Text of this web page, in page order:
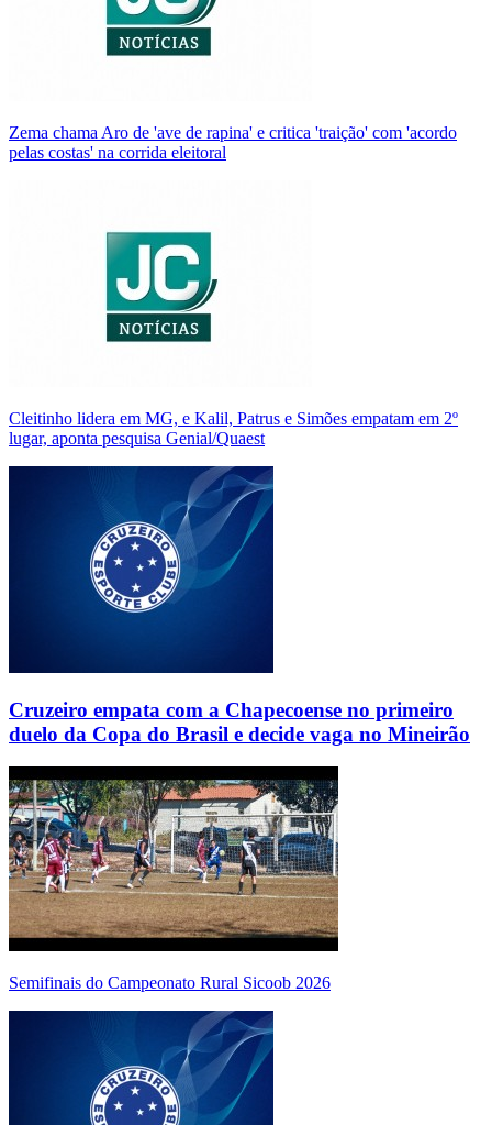
Zema chama Aro de 'ave de rapina' e critica 'traição' com 'acordo
pelas costas' na corrida eleitoral
Cleitinho lidera em MG, e Kalil, Patrus e Simões empatam em 2º
lugar, aponta pesquisa Genial/Quaest
Cruzeiro empata com a Chapecoense no primeiro
duelo da Copa do Brasil e decide vaga no Mineirão
Semifinais do Campeonato Rural Sicoob 2026